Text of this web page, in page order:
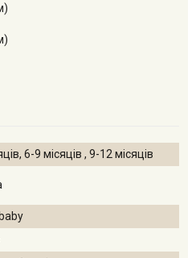
6-9 місяців , 9-12 місяців